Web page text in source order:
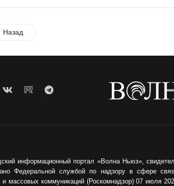
Назад
информационный портал «Волна Ньюз»,
Федеральной службой по надзору в сфере
и массовых коммуникаций (Роскомнадзор) 07 июля